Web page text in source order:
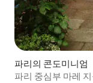
파리의 콘도미니엄
파리 중심부 마레